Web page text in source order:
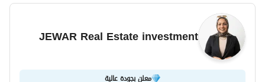
JEWAR Real Estate investment
معلن بجودة عالية